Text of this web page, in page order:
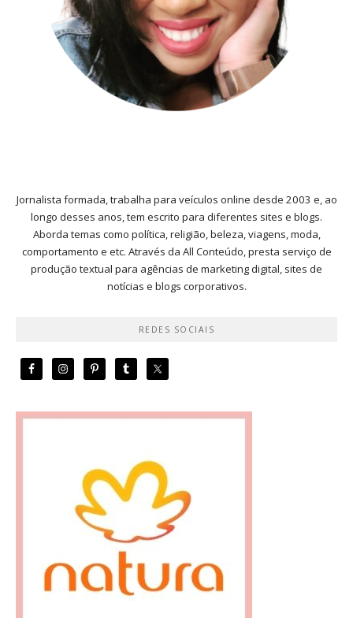
Jornalista formada, trabalha para veículos online desde 2003 e, ao
longo desses anos, tem escrito para diferentes sites e blogs.
Aborda temas como política, religião, beleza, viagens, moda,
comportamento e etc. Através da All Conteúdo, presta serviço de
produção textual para agências de marketing digital, sites de
notícias e blogs corporativos.
REDES SOCIAIS